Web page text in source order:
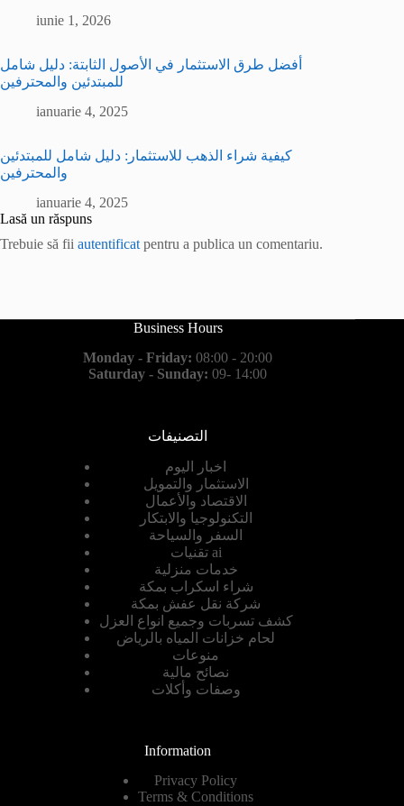
iunie 1, 2026
أفضل طرق الاستثمار في الأصول الثابتة: دليل شامل
للمبتدئين والمحترفين
ianuarie 4, 2025
كيفية شراء الذهب للاستثمار: دليل شامل للمبتدئين
والمحترفين
ianuarie 4, 2025
Lasă un răspuns
Trebuie să fii autentificat pentru a publica un comentariu.
Business Hours
Monday - Friday: 08:00 - 20:00
Saturday - Sunday: 09- 14:00
التصنيفات
اخبار اليوم
الاستثمار والتمويل
الاقتصاد والأعمال
التكنولوجيا والابتكار
السفر والسياحة
تقنيات ai
خدمات منزلية
شراء اسكراب بمكة
شركة نقل عفش بمكة
كشف تسربات وجميع انواع العزل
لحام خزانات المياه بالرياض
منوعات
نصائح مالية
وصفات وأكلات
Information
Privacy Policy
Terms & Conditions